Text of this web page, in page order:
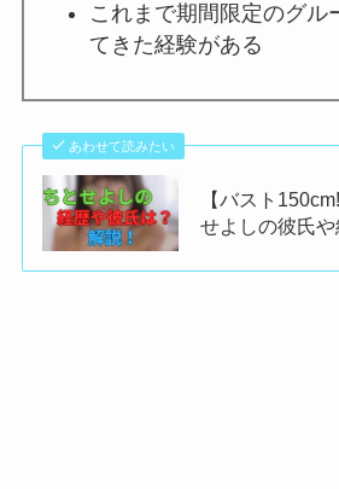
これまで期間限定のグル
てきた経験がある
あわせて読みたい
【バスト
せよしの彼氏や